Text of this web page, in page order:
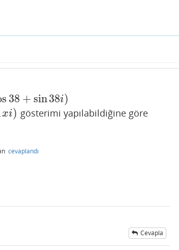
38 + sin38i)
38i)
xi) gösterimi yapılabildiğine göre
cevaplandı
Cevapla